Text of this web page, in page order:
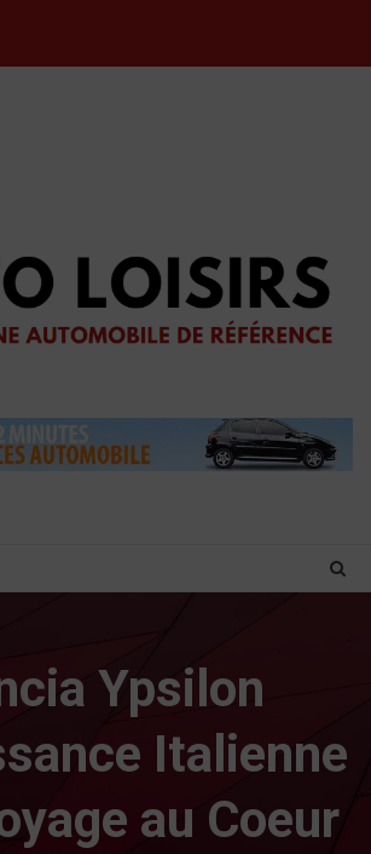
Ypsilon
Italienne
au Coeur